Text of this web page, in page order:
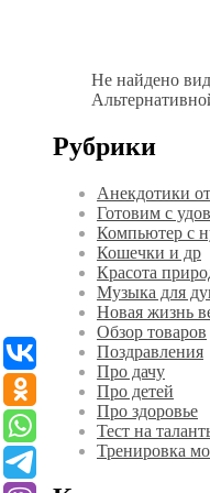
Не найдено
Рубрики
Анекдотики
Готовим с
Компьютер с
Кошечки и др
Красота
Музыка для
Новая жизнь
Обзор товаров
Поздравления
Про дачу
Про детей
Про здоровье
Тест на
Тренировка